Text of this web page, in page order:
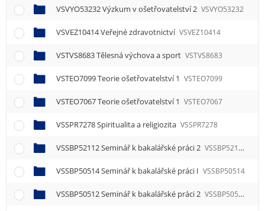
VSVYO53232 Výzkum v ošetřovatelství 2 VSVYO53232
VSVEZ10414 Veřejné zdravotnictví VSVEZ10414
VSTVS8683 Tělesná výchova a sport VSTVS8683
VSTEO7099 Teorie ošetřovatelství 1 VSTEO7099
VSTEO7067 Teorie ošetřovatelství 1 VSTEO7067
VSSPR7278 Spiritualita a religiozita VSSPR7278
VSSBP52112 Seminář k bakalářské práci 2 VSSBP52112
VSSBP50514 Seminář k bakalářské práci I VSSBP50514
VSSBP50512 Seminář k bakalářské práci 2 VSSBP50512